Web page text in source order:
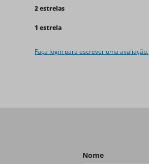
2 estrelas
1 estrela
Faça login para escrever uma avaliação.
Nome